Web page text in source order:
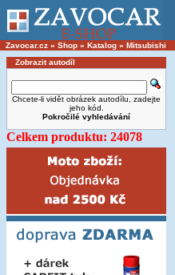
Zavocar.cz » Shop » Katalog » Mitsubishi
Zobrazit autodíl
Chcete-li vidět obrázek autodílu, zadejte
jeho kód.
Pokročilé vyhledávání
Celkem produktu: 24078